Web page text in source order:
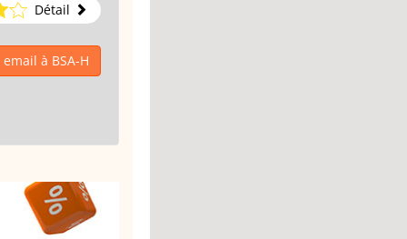
Détail
à BSA-H